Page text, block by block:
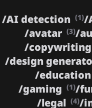
/
AI detection (1)
/
/
avatar (3)
/
copywriting
/
design
/
education
/
/
gaming (1)
/
/
legal (4)
/